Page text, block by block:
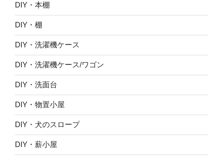
DIY・本棚
DIY・棚
DIY・洗濯機ケース
DIY・洗濯機ケース/ワゴン
DIY・洗面台
DIY・物置小屋
DIY・犬のスロープ
DIY・薪小屋